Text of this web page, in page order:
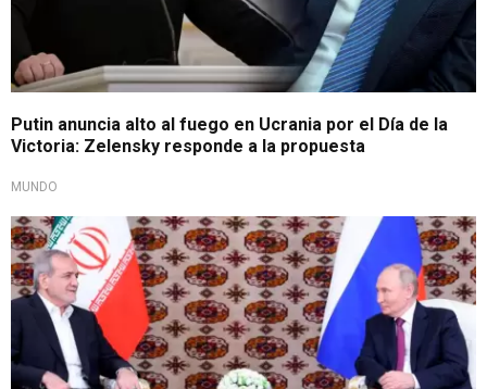
Putin anuncia alto al fuego en Ucrania por el Día de la
Victoria: Zelensky responde a la propuesta
MUNDO
Ratifican respaldo bilateral